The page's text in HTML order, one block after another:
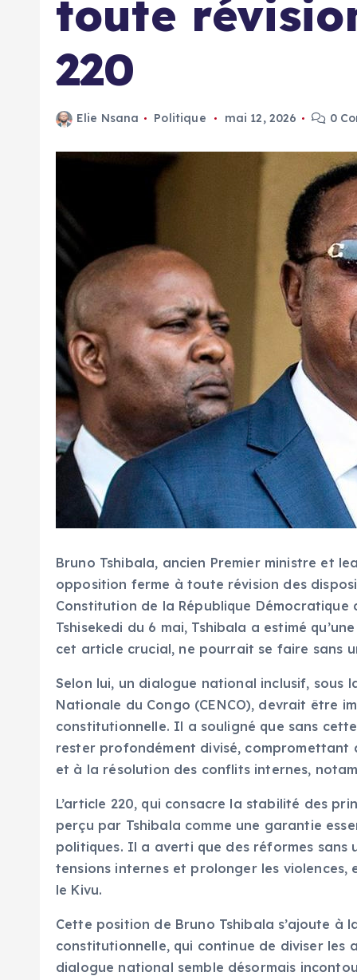
toute
220
Elie Nsana Politique mai 12, 2026 0
Bruno Tshibala, ancien Premier ministre et
opposition ferme à toute révision des
Constitution de la République
Tshisekedi du 6 mai, Tshibala a estimé
cet article crucial, ne pourrait se faire sans
Selon lui, un dialogue national inclusif, sous
Nationale du Congo (CENCO), devrait être
constitutionnelle. Il a souligné que sans
rester profondément divisé, compromettant
et à la résolution des conflits internes,
L’article 220, qui consacre la stabilité des
perçu par Tshibala comme une garantie
politiques. Il a averti que des réformes
tensions internes et prolonger les violences,
le Kivu.
Cette position de Bruno Tshibala s’ajoute à
constitutionnelle, qui continue de diviser les
dialogue national semble désormais